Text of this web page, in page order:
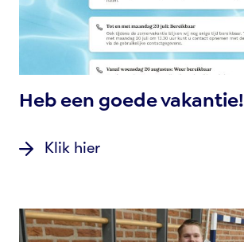
Heb een goede vakantie!
Klik hier